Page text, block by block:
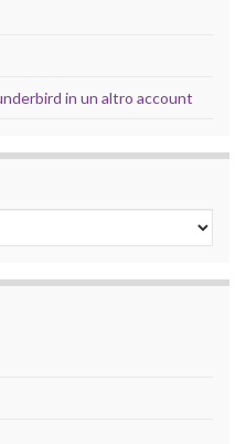
in un altro account